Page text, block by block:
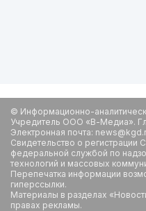
© Информационно-
Учредитель ООО «В-Медиа».
Электронная почта:
Свидетельство о
федеральной службой по
технологий и массовых
Перепечатка информации
гиперссылки.
Материалы в разделах
правах рекламы.